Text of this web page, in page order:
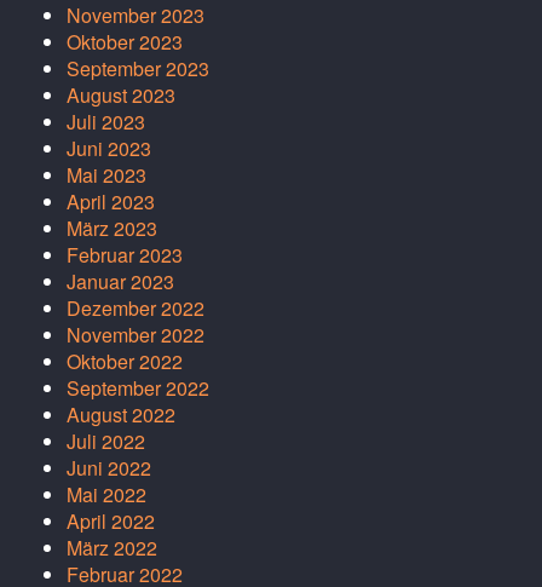
November 2023
Oktober 2023
September 2023
August 2023
Juli 2023
Juni 2023
Mai 2023
April 2023
März 2023
Februar 2023
Januar 2023
Dezember 2022
November 2022
Oktober 2022
September 2022
August 2022
Juli 2022
Juni 2022
Mai 2022
April 2022
März 2022
Februar 2022